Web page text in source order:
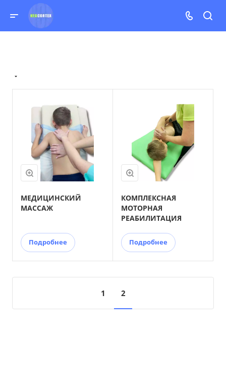
МЕДИЦИНСКИЙ
МАССАЖ
Подробнее
КОМПЛЕКСНАЯ
МОТОРНАЯ
РЕАБИЛИТАЦИЯ
Подробнее
1 2